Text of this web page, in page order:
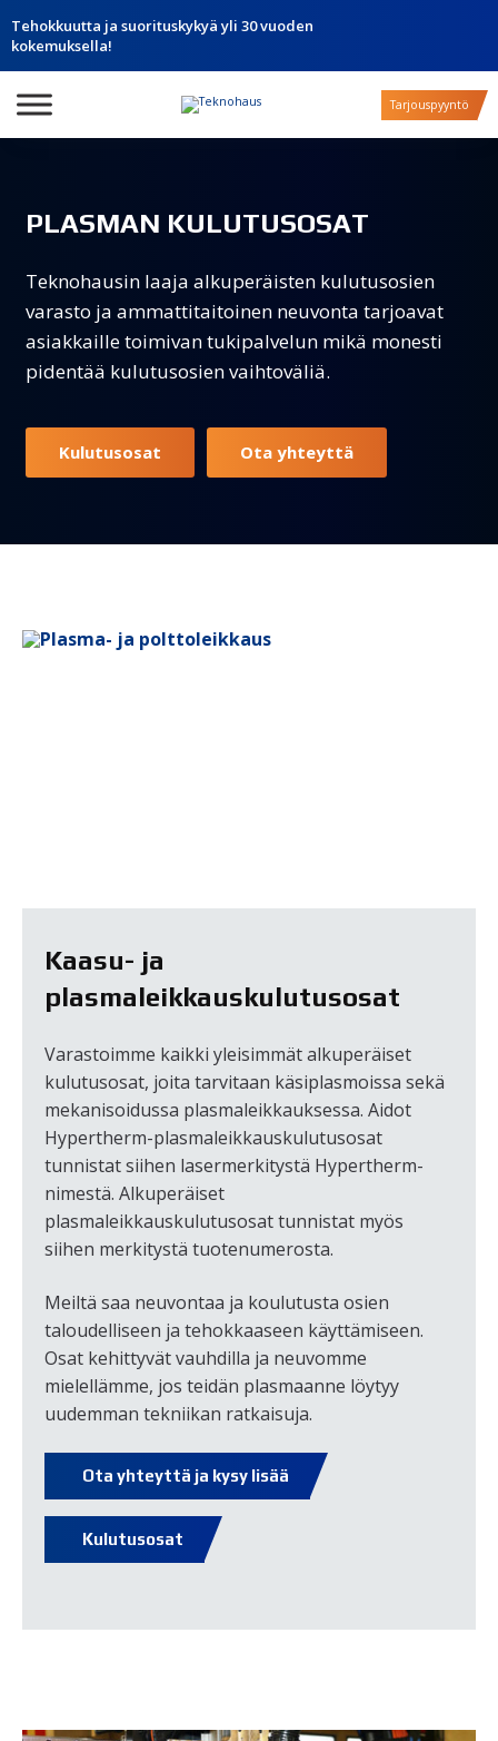
Tehokkuutta ja suorituskykyä yli 30 vuoden
kokemuksella!
Tarjouspyyntö
PLASMAN KULUTUSOSAT
Teknohausin laaja alkuperäisten kulutusosien
varasto ja ammattitaitoinen neuvonta tarjoavat
asiakkaille toimivan tukipalvelun mikä monesti
pidentää kulutusosien vaihtoväliä.
Kulutusosat Ota yhteyttä
Kaasu- ja
plasmaleikkauskulutusosat
Varastoimme kaikki yleisimmät alkuperäiset
kulutusosat, joita tarvitaan käsiplasmoissa sekä
mekanisoidussa plasmaleikkauksessa. Aidot
Hypertherm-plasmaleikkauskulutusosat
tunnistat siihen lasermerkitystä Hypertherm-
nimestä. Alkuperäiset
plasmaleikkauskulutusosat tunnistat myös
siihen merkitystä tuotenumerosta.
Meiltä saa neuvontaa ja koulutusta osien
taloudelliseen ja tehokkaaseen käyttämiseen.
Osat kehittyvät vauhdilla ja neuvomme
mielellämme, jos teidän plasmaanne löytyy
uudemman tekniikan ratkaisuja.
Ota yhteyttä ja kysy lisää
Kulutusosat